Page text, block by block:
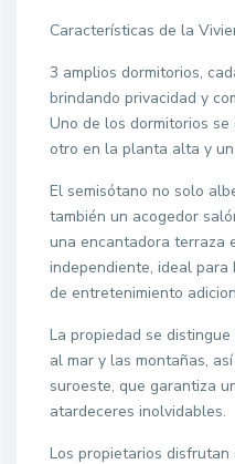
Características de la
3 amplios dormitorios,
brindando privacidad y
Uno de los dormitorios
otro en la planta alta y
El semisótano no solo
también un acogedor
una encantadora terraza
independiente, ideal para
de entretenimiento
La propiedad se
al mar y las montañas,
suroeste, que garantiza
atardeceres inolvidables.
Los propietarios